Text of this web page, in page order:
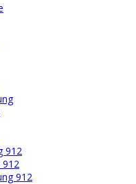
912
912
912